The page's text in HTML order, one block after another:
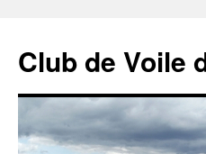
Club de Voile